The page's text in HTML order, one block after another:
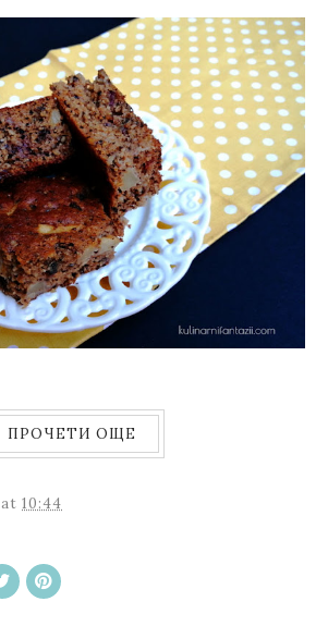
ПРОЧЕТИ ОЩЕ
at 10:44